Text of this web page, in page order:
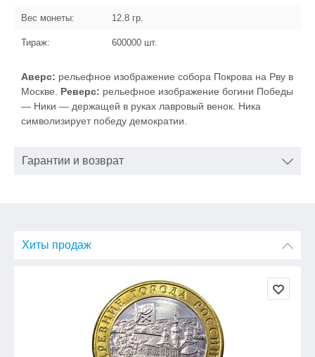
Вес монеты: 12.8 гр.
Тираж: 600000 шт.
Аверс: рельефное изображение собора Покрова на Рву в
Москве. Реверс: рельефное изображение богини Победы
— Ники — держащей в руках лавровый венок. Ника
символизирует победу демократии.
Гарантии и возврат
Хиты продаж